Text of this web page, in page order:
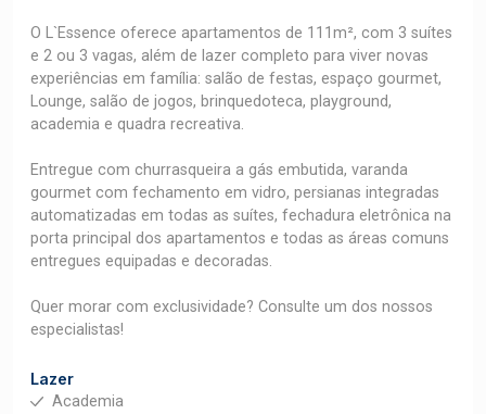
O L`Essence oferece apartamentos de 111m², com 3 suítes
e 2 ou 3 vagas, além de lazer completo para viver novas
experiências em família: salão de festas, espaço gourmet,
Lounge, salão de jogos, brinquedoteca, playground,
academia e quadra recreativa.
Entregue com churrasqueira a gás embutida, varanda
gourmet com fechamento em vidro, persianas integradas
automatizadas em todas as suítes, fechadura eletrônica na
porta principal dos apartamentos e todas as áreas comuns
entregues equipadas e decoradas.
Quer morar com exclusividade? Consulte um dos nossos
especialistas!
Lazer
Academia